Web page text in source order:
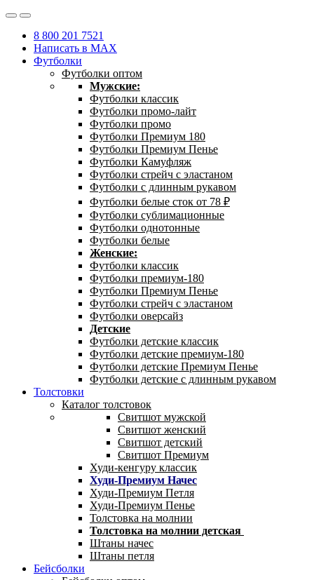
8 800 201 7521
Написать в MAX
Футболки
Футболки оптом
Мужские:
Футболки классик
Футболки промо-лайт
Футболки промо
Футболки Премиум 180
Футболки Премиум Пенье
Футболки Камуфляж
Футболки стрейч с эластаном
Футболки с длинным рукавом
Футболки белые сток от 78 ₽
Футболки сублимационные
Футболки однотонные
Футболки белые
Женские:
Футболки классик
Футболки премиум-180
Футболки Премиум Пенье
Футболки стрейч с эластаном
Футболки оверсайз
Детские
Футболки детские классик
Футболки детские премиум-180
Футболки детские Премиум Пенье
Футболки детские с длинным рукавом
Толстовки
Каталог толстовок
Свитшот мужской
Свитшот женский
Свитшот детский
Свитшот Премиум
Худи-кенгуру классик
Худи-Премиум Начес
Худи-Премиум Петля
Худи-Премиум Пенье
Толстовка на молнии
Толстовка на молнии детская
Штаны начес
Штаны петля
Бейсболки